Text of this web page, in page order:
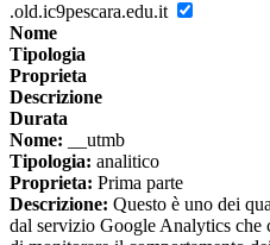
.old.ic9pescara.edu.it
Nome
Tipologia
Proprieta
Descrizione
Durata
Nome: __utmb
Tipologia: analitico
Proprieta: Prima parte
Descrizione: Questo è uno dei
dal servizio Google Analytics che